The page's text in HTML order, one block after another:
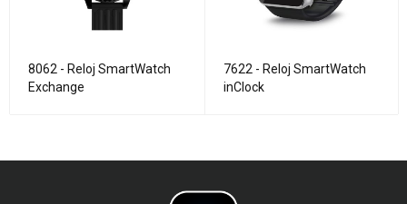
8062 - Reloj SmartWatch
Exchange
7622 - Reloj SmartWatch
inClock